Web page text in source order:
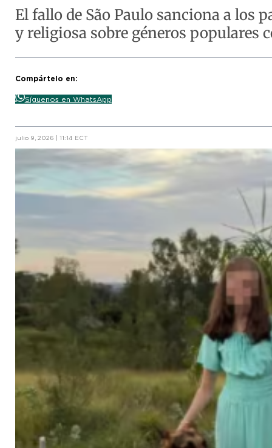
El fallo de São Paulo sanciona a
y religiosa sobre géneros populares
Compártelo en:
Síguenos en WhatsApp
julio 9, 2026 | 11:14 ECT